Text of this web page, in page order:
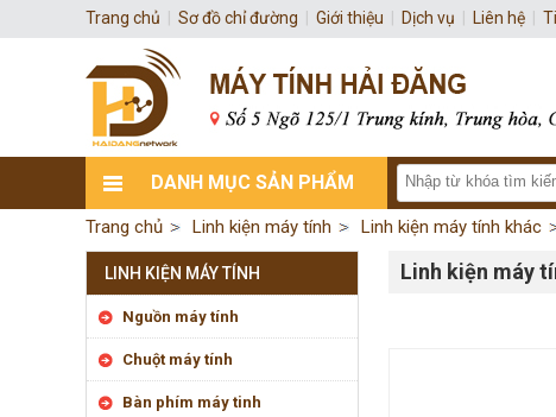
DANH MỤC SẢN PHẨM
Trang chủ Linh kiện máy tính Linh kiện máy tính khác
LINH KIỆN MÁY TÍNH
Nguồn máy tính
Chuột máy tính
Bàn phím máy tinh
Linh kiện máy
Trang chủ Sơ đồ chỉ đường Giới thiệu Dịch vụ Liên hệ